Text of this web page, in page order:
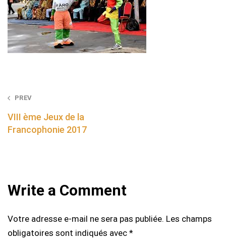
Post
navigation
PREV
VIII ème Jeux de la
Francophonie 2017
Write a Comment
Votre adresse e-mail ne sera pas publiée. Les champs
obligatoires sont indiqués avec *